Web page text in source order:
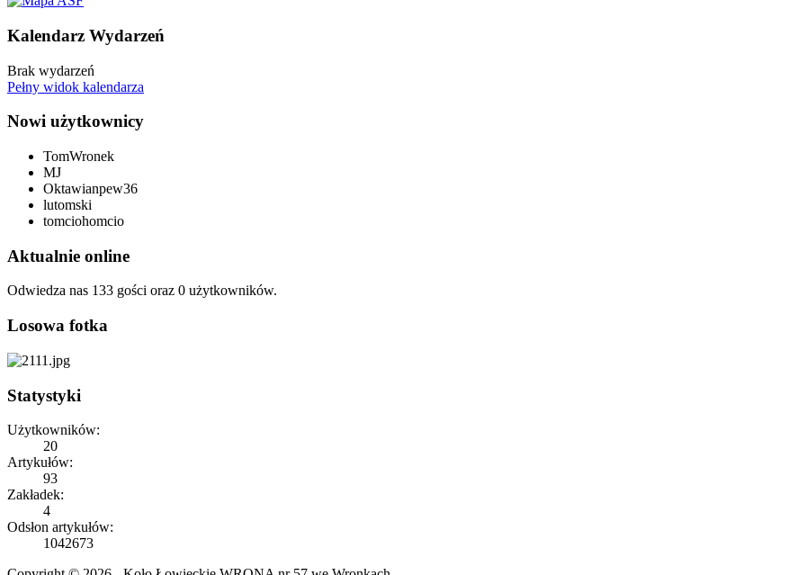
Kalendarz Wydarzeń
Brak wydarzeń
Pełny widok kalendarza
Nowi użytkownicy
TomWronek
MJ
Oktawianpew36
lutomski
tomciohomcio
Aktualnie online
Odwiedza nas 133 gości oraz 0 użytkowników.
Losowa fotka
Statystyki
Użytkowników:
20
Artykułów:
93
Zakładek:
4
Odsłon artykułów:
1042673